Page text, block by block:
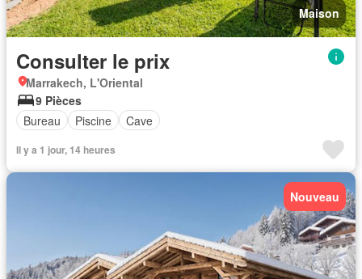
Maison
Consulter le prix
Marrakech, L'Oriental
9 Pièces
Bureau
Piscine Cave
Il y a 1 jour, 14 heures
Nouveau